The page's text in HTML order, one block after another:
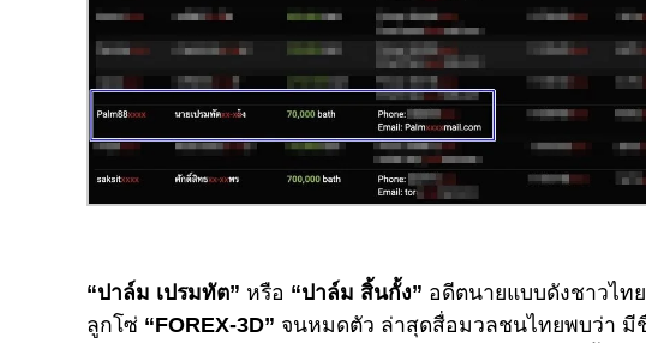
“ปาล์ม เปรมทัต” หรือ “ปาล์ม สิ้นกั้ง” อดีตนายแบบดังชาวไท
ลูกโซ่ “FOREX-3D” จนหมดตัว ล่าสุดสื่อมวลชนไทยพบว่า มี